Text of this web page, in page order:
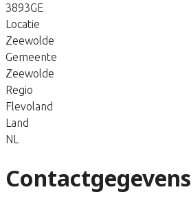
3893GE
Locatie
Zeewolde
Gemeente
Zeewolde
Regio
Flevoland
Land
NL
Contactgegevens